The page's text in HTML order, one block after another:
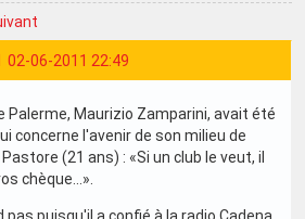
02-06-2011 22:49
Palerme, Maurizio Zamparini, avait été
concerne l'avenir de son milieu de
(21 ans) : «Si un club le veut, il
chèque...».